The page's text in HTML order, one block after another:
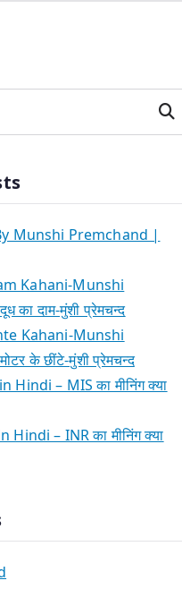
Search
Munshi Premchand |
Kahani-Munshi
का दाम-मुंशी प्रेमचन्द
Kahani-Munshi
के छींटे-मुंशी प्रेमचन्द
Hindi – MIS का मीनिंग क्या
– INR का मीनिंग क्या